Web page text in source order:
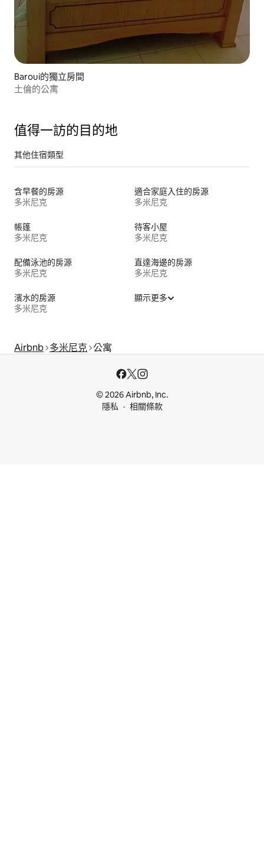
Baroui的獨立房間
土倫的公寓
值得一訪的目的地
其他住宿類型
含早餐的房源
多米尼克
適合家庭入住的房源
多米尼克
帳篷
多米尼克
待客小屋
多米尼克
配備泳池的房源
多米尼克
直達海邊的房源
多米尼克
濱水的房源
多米尼克
顯示更多
Airbnb 多米尼克 公寓
© 2026 Airbnb, Inc.
隱私
相關條款